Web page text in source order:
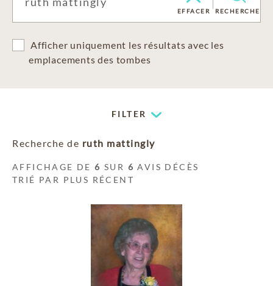
EFFACER RECHERCHE
Afficher uniquement les résultats avec les
emplacements des tombes
FILTER
Recherche de ruth mattingly
AFFICHAGE DE6 SUR 6 AVIS DÉCÈS
TRIÉ PAR PLUS RÉCENT